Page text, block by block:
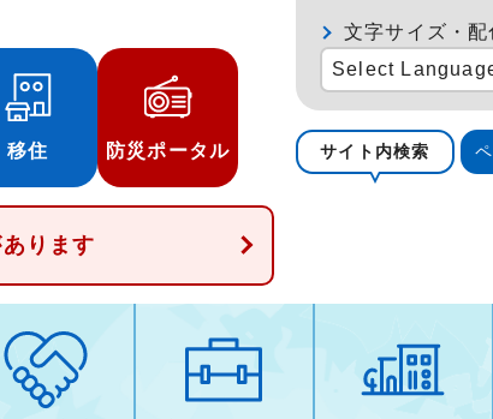
移住 防災ポータル
ります
文字サイズ・配
Select
サイト内検索